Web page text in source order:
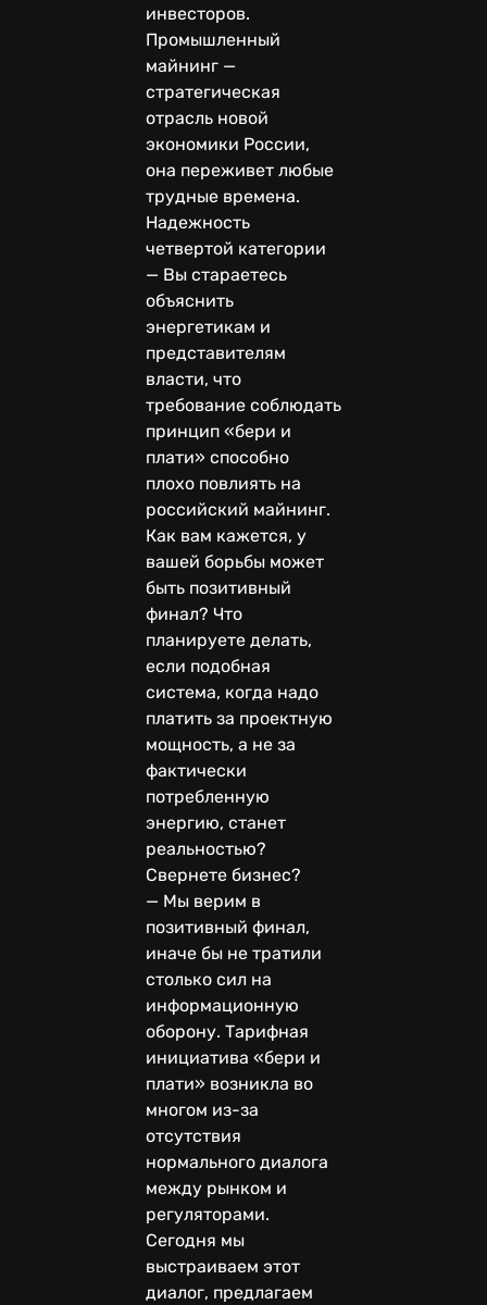
инвесторов.
Промышленный
майнинг —
стратегическая
отрасль новой
экономики России,
она переживет любые
трудные времена.
Надежность
четвертой категории
— Вы стараетесь
объяснить
энергетикам и
представителям
власти, что
требование соблюдать
принцип «бери и
плати» способно
плохо повлиять на
российский майнинг.
Как вам кажется, у
вашей борьбы может
быть позитивный
финал? Что
планируете делать,
если подобная
система, когда надо
платить за проектную
мощность, а не за
фактически
потребленную
энергию, станет
реальностью?
Свернете бизнес?
— Мы верим в
позитивный финал,
иначе бы не тратили
столько сил на
информационную
оборону. Тарифная
инициатива «бери и
плати» возникла во
многом из-за
отсутствия
нормального диалога
между рынком и
регуляторами.
Сегодня мы
выстраиваем этот
диалог, предлагаем